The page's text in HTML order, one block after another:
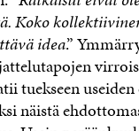
Koko
idea.”
tuekseen
näistä